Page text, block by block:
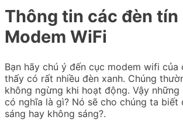
Thông tin các đèn tín
Modem WiFi
Bạn hãy chú ý đến cục modem wifi của
thấy có rất nhiều đèn xanh. Chúng
không ngừng khi hoạt động. Vậy những
có nghĩa là gì? Nó sẽ cho chúng ta biết
sáng hay không sáng?.